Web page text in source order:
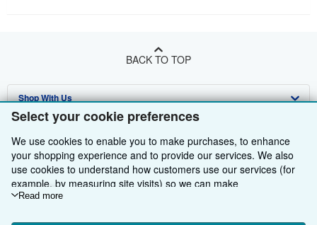
Select your cookie preferences
We use cookies to enable you to make purchases, to enhance
your shopping experience and to provide our services. We also
use cookies to understand how customers use our services (for
example, by measuring site visits) so we can make
improvements. If you agree, we'll also use third-party cookies to
Read more
BACK TO TOP
Shop With Us
Advanced Search
Browse Collections
My Account
Sell With Us
Start Selling
Join Our Affiliate Programme
About Us
About AbeBooks
Find Help